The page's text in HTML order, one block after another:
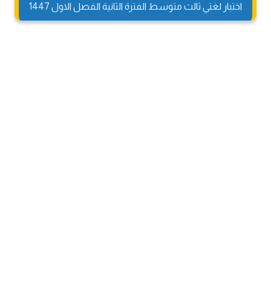
اختبار لغتي ثالث متوسط الفترة الثانية الفصل الاول 1447